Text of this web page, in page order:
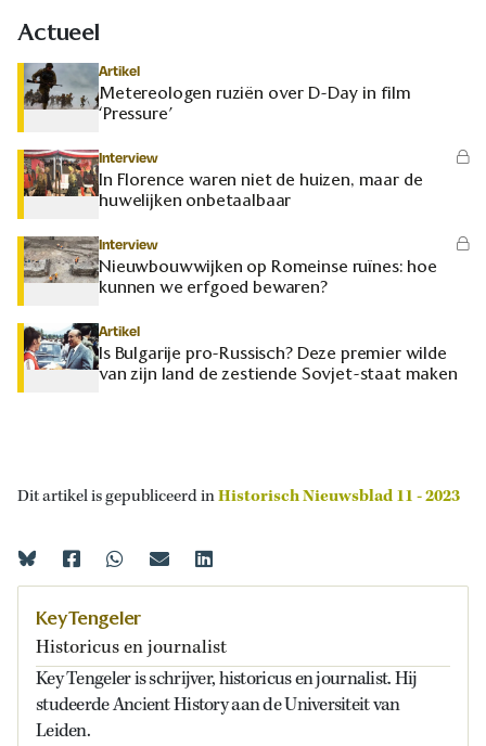
Actueel
Artikel
Metereologen ruziën over D-Day in film
‘Pressure’
Interview
In Florence waren niet de huizen, maar de
huwelijken onbetaalbaar
Interview
Nieuwbouwwijken op Romeinse ruïnes: hoe
kunnen we erfgoed bewaren?
Artikel
Is Bulgarije pro-Russisch? Deze premier wilde
van zijn land de zestiende Sovjet-staat maken
Dit artikel is gepubliceerd inHistorisch Nieuwsblad 11 - 2023
Key Tengeler
Historicus en journalist
Key Tengeler is schrijver, historicus en journalist. Hij
studeerde Ancient History aan de Universiteit van
Leiden.